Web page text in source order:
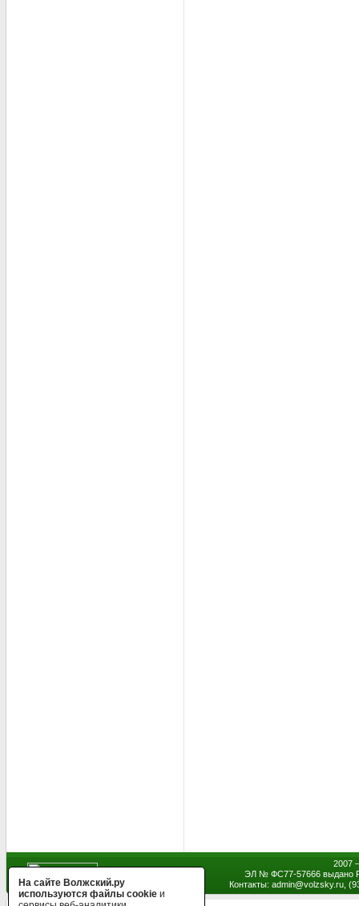
2007
ЭЛ № ФС77-57666 выдано
Контакты: admin@volzsky.ru,
На сайте Волжский.ру
используются файлы cookie и